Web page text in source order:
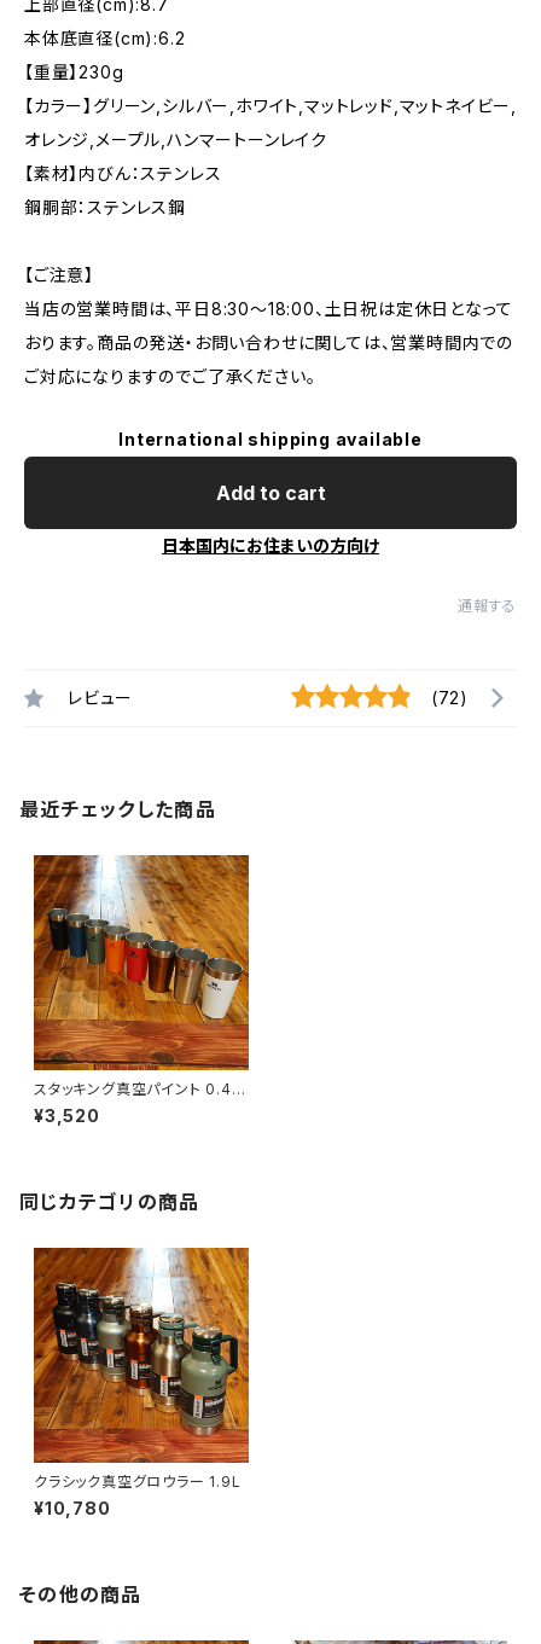
上部直径(cm):8.7
本体底直径(cm):6.2
【重量】230g
【カラー】グリーン,シルバー,ホワイト,マットレッド,マットネイビー,
オレンジ,メープル,ハンマートーンレイク
【素材】内びん：ステンレス
鋼胴部：ステンレス鋼
【ご注意】
当店の営業時間は、平日8:30～18:00、土日祝は定休日となって
おります。商品の発送・お問い合わせに関しては、営業時間内での
ご対応になりますのでご了承ください。
International shipping available
Add to cart
日本国内にお住まいの方向け
通報する
レビュー (72)
最近チェックした商品
スタッキング真空パイント 0.47
L
¥3,520
同じカテゴリの商品
クラシック真空グロウラー 1.9L
¥10,780
その他の商品